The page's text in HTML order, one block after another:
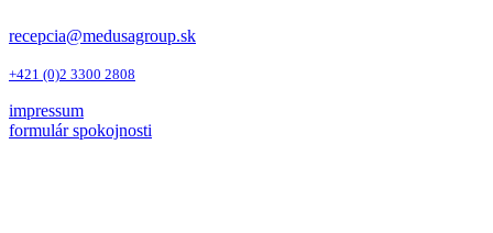
recepcia@medusagroup.sk
+421 (0)2 3300 2808
impressum
formulár spokojnosti